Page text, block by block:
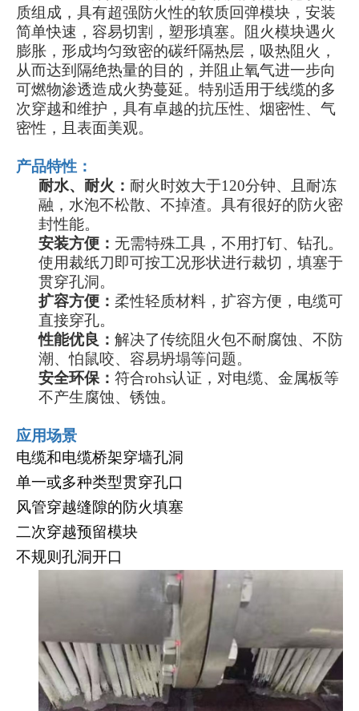
质组成，具有超强防火性的软质回弹模块，安装
简单快速，容易切割，塑形填塞。阻火模块遇火
膨胀，形成均匀致密的碳纤隔热层，吸热阻火，
从而达到隔绝热量的目的，并阻止氧气进一步向
可燃物渗透造成火势蔓延。特别适用于线缆的多
次穿越和维护，具有卓越的抗压性、烟密性、气
密性，且表面美观。
产品特性：
耐水、耐火 ： 耐火时效大于1 20分钟、且耐冻
融 ， 水泡不松散、不掉渣。具有很好的防火密
封性能。
安装方便 ： 无需特殊工具，不用打钉、钻孔。
使用裁纸刀即可按工况形状进行裁切，填塞于
贯穿孔洞。
扩容方便： 柔性轻质材料，扩容方便， 电缆可
直接穿孔。
性能优良： 解决了传统阻火包不耐腐蚀、不防
潮、怕鼠咬、容易坍塌等问题。
安全环保 ： 符合rohs认证，对电缆、金属板等
不产生腐蚀、锈蚀。
应用场景
电缆和电缆桥架穿墙孔洞
单一或多种类型贯穿孔口
风管穿越缝隙的防火填塞
二次穿越预留模块
不规则孔洞开口